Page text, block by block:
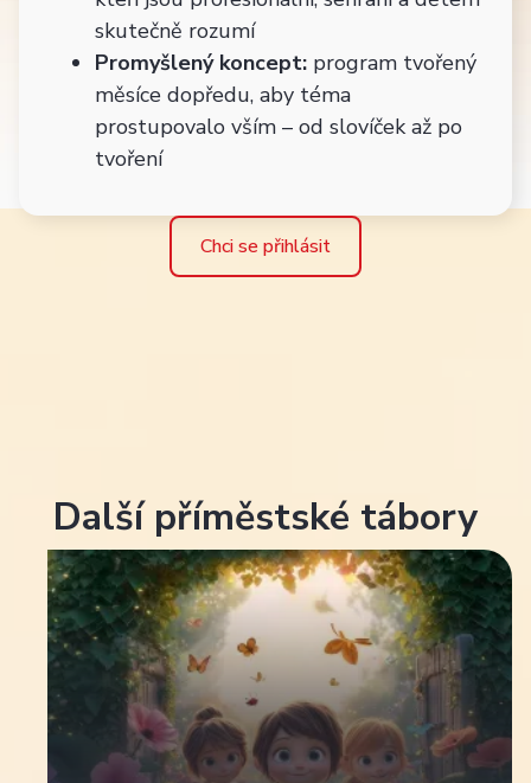
skutečně rozumí
Promyšlený koncept: program tvořený
měsíce dopředu, aby téma
prostupovalo vším – od slovíček až po
tvoření
Chci se přihlásit
Další příměstské tábory